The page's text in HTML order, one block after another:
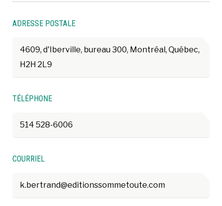
ADRESSE POSTALE
4609, d'Iberville, bureau 300, Montréal, Québec,
H2H 2L9
TÉLÉPHONE
514 528-6006
COURRIEL
k.bertrand@editionssommetoute.com